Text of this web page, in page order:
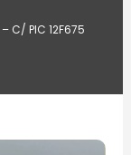
– C/ PIC 12F675